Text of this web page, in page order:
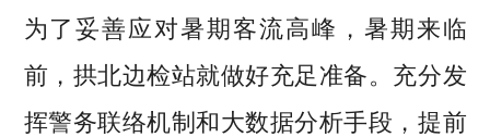
为了妥善应对暑期客流高峰，暑期来临
前，拱北边检站就做好充足准备。充分发
挥警务联络机制和大数据分析手段，提前